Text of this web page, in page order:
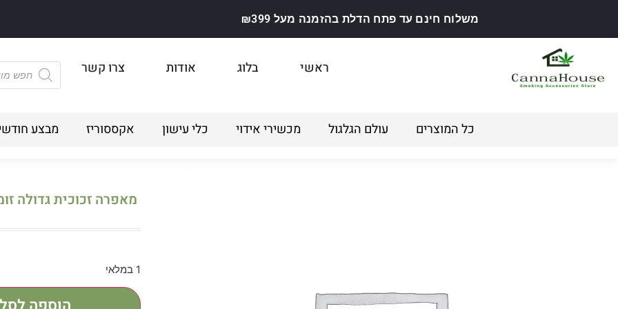
משלוח חינם עד פתח הדלת בהזמנה מעל ₪399
ראשי בלוג אודות צרו קשר
כל המוצרים עולם הגלגול מכשירי אידוי כלי עישון אקססוריז מבצע
מאפרה זכוכית גדולה
1 במלאי